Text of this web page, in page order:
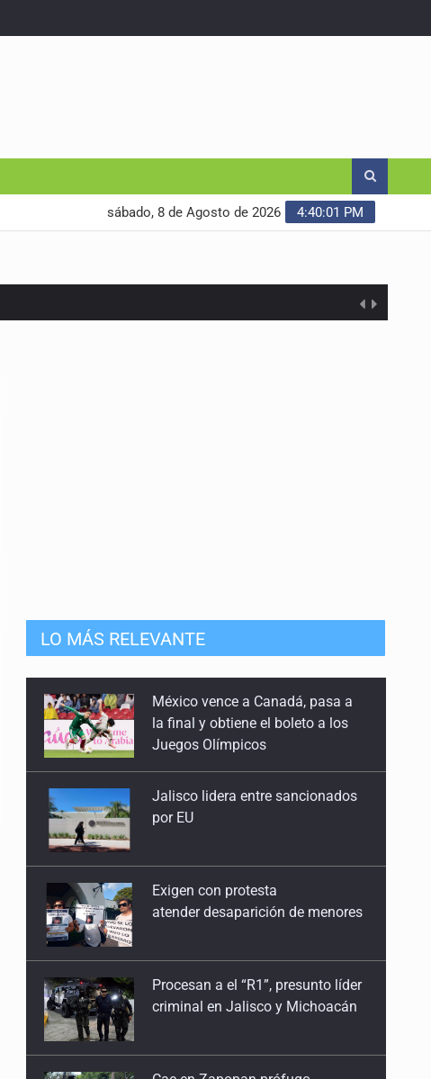
4:40:02 PM
sábado, 8 de Agosto de 2026
LO MÁS RELEVANTE
Jalisco lidera entre sancionados
por EU
Exigen con protesta
atender desaparición de menores
Procesan a el “R1”, presunto líder
criminal en Jalisco y Michoacán
Cae en Zapopan prófugo
estadounidense buscado por